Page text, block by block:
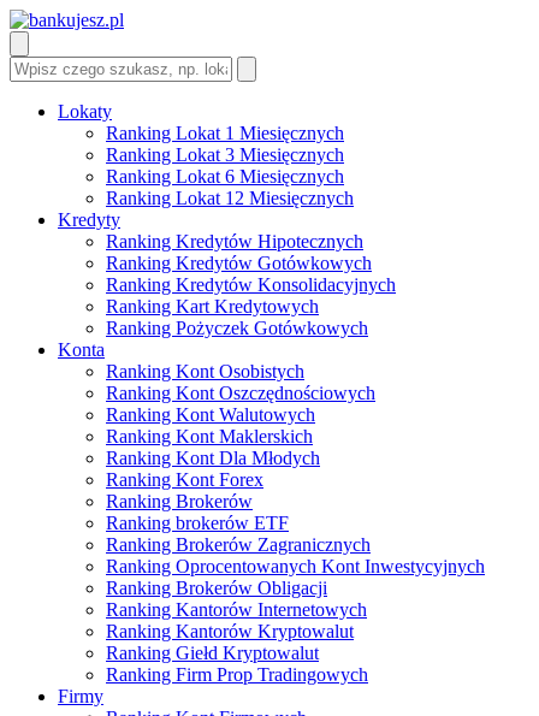
Lokaty
Ranking Lokat 1 Miesięcznych
Ranking Lokat 3 Miesięcznych
Ranking Lokat 6 Miesięcznych
Ranking Lokat 12 Miesięcznych
Kredyty
Ranking Kredytów Hipotecznych
Ranking Kredytów Gotówkowych
Ranking Kredytów Konsolidacyjnych
Ranking Kart Kredytowych
Ranking Pożyczek Gotówkowych
Konta
Ranking Kont Osobistych
Ranking Kont Oszczędnościowych
Ranking Kont Walutowych
Ranking Kont Maklerskich
Ranking Kont Dla Młodych
Ranking Kont Forex
Ranking Brokerów
Ranking brokerów ETF
Ranking Brokerów Zagranicznych
Ranking Oprocentowanych Kont Inwestycyjnych
Ranking Brokerów Obligacji
Ranking Kantorów Internetowych
Ranking Kantorów Kryptowalut
Ranking Giełd Kryptowalut
Ranking Firm Prop Tradingowych
Firmy